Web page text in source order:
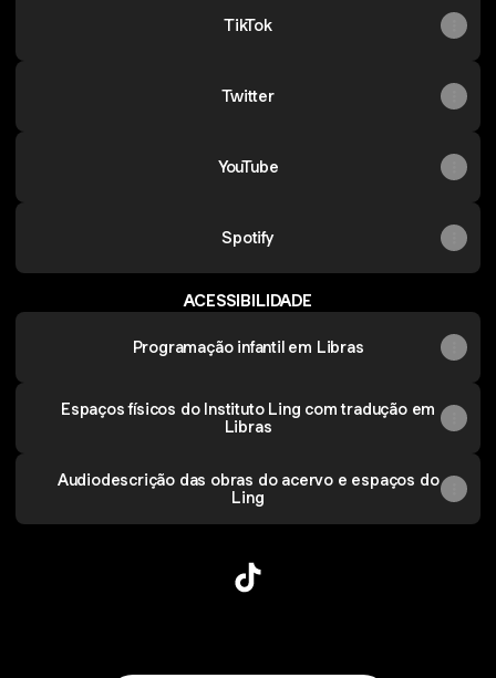
TikTok
Twitter
YouTube
Spotify
ACESSIBILIDADE
Programação infantil em Libras
Espaços físicos do Instituto Ling com tradução em
Libras
Audiodescrição das obras do acervo e espaços do
Ling